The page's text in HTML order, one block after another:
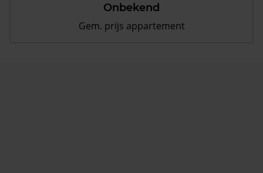
Onbekend
Gem. prijs appartement